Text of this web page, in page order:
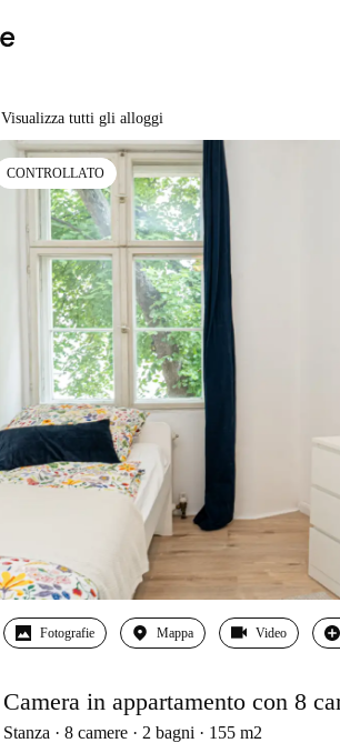
Visualizza tutti gli alloggi
CONTROLLATO
Fotografie Mappa Video
Camera in appartamento con 8
Stanza 8 camere 2 bagni 155 m2